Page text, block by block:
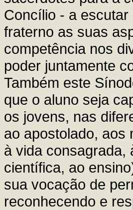
Concílio - a
fraterno as suas
competência nos
poder juntamente
Também este
que o aluno seja
os jovens, nas
ao apostolado, aos
à vida consagrada,
científica, ao
sua vocação de
reconhecendo e